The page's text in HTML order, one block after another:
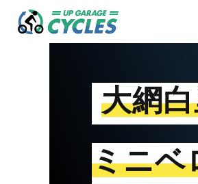
大網
ミニベ